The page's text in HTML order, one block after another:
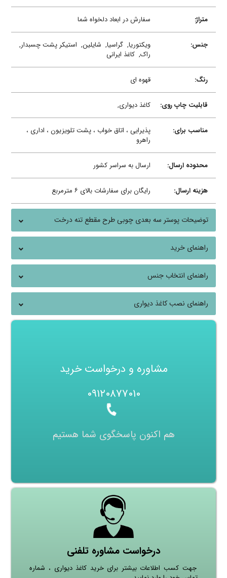
متراژ: سفارش در ابعاد دلخواه شما
جنس: ویکتوریا,گراسیا, شایلین, استیکر پشت چسبدار,
راک,کاغذ ایرانی
رنگ: قهوه ای
قابلیت چاپ روی: کاغذ دیواری,
مناسب برای:
پذیرایی ، اتاق خواب ، پشت تلویزیون ، اداری ،
راهرو
محدوده ارسال: ارسال به سراسر کشور
هزینه ارسال: رایگان برای سفارشات بالای ۶ مترمربع
توضیحات پوستر سه بعدی چوبی طرح مقطع تنه درخت
راهنمای خرید
راهنمای انتخاب جنس
راهنمای نصب کاغذ دیواری
مشاوره و درخواست خرید
۰۹۱۲۰۸۷۷۰۱۰
هم اکنون پاسخگوی شما هستیم
درخواست مشاوره تلفنی
جهت کسب اطلاعات بیشتر برای خرید کاغذ دیواری ، شماره